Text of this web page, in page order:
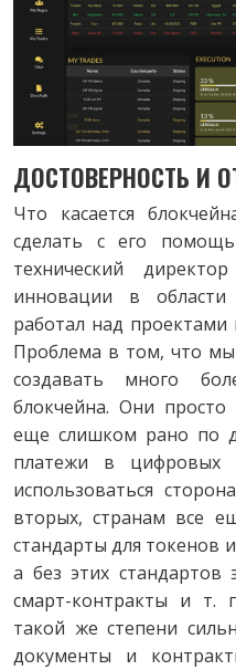
ДОСТОВЕРНОСТЬ И
Что касается
сделать с его
технический
инновации в
работал над проектами
Проблема в том, что
создавать много
блокчейна. Они
еще слишком рано по
платежи в цифровых
использоваться
вторых, странам все
стандарты для токенов
а без этих
смарт-контракты и т.
такой же степени
документы и